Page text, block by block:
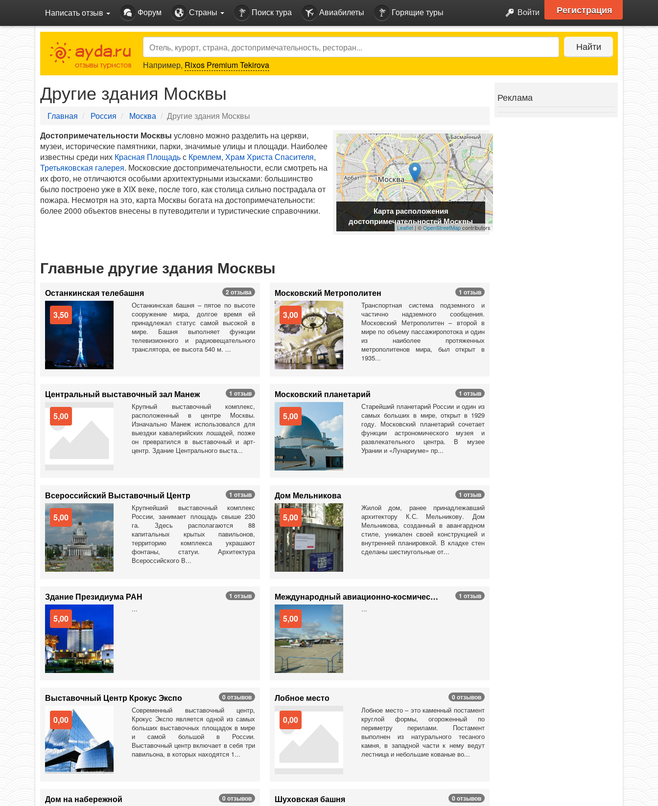
Написать отзыв Форум Страны Поиск тура Авиабилеты Горящие туры Войти Регистрация
Search Найти
Например, Rixos Premium Tekirova
Другие здания Москвы
Главная Россия Москва Другие здания Москвы
Leaflet | ©OpenStreetMapcontributors
Карта расположения
достопримечательностей Москвы
Достопримечательности Москвы условно можно разделить на церкви,
музеи, исторические памятники, парки, значимые улицы и площади. Наиболее
известны среди них Красная Площадьс Кремлем, Храм Христа Спасителя,
Третьяковская галерея. Московские достопримечательности, если смотреть на
их фото, не отличаются особыми архитектурными изысками: большинство
было построено уже в XIX веке, после того, как столица сильно пострадала от
пожара. Несмотря на это, карта Москвы богата на достопримечательности:
более 2000 объектов внесены в путеводители и туристические справочники.
Главные другие здания Москвы
Останкинская телебашня
3,50
Останкинская башня – пятое по высоте
сооружение мира, долгое время ей
принадлежал статус самой высокой в
мире. Башня выполняет функции
телевизионного и радиовещательного
транслятора, ее высота 540 м. ...
2 отзыва
Московский Метрополитен
3,00
Транспортная система подземного и
частично надземного сообщения.
Московский Метрополитен – второй в
мире по объему пассажиропотока и один
из наиболее протяженных
метрополитенов мира, был открыт в
1935...
1 отзыв
Центральный выставочный зал Манеж
5,00
Крупный выставочный комплекс,
расположенный в центре Москвы.
Изначально Манеж использовался для
выездки кавалерийских лошадей, позже
он превратился в выставочный и арт-
центр. Здание Центрального выста...
1 отзыв
Московский планетарий
5,00
Старейший планетарий России и один из
самых больших в мире, открыт в 1929
году. Московский планетарий сочетает
функции астрономического музея и
развлекательного центра. В музее
Урании и «Лунариуме» пр...
1 отзыв
Всероссийский Выставочный Центр
5,00
Крупнейший выставочный комплекс
России, занимает площадь свыше 230
га. Здесь располагаются 88
капитальных крытых павильонов,
территорию комплекса украшают
фонтаны, статуи. Архитектура
Всероссийского В...
1 отзыв
Дом Мельникова
5,00
Жилой дом, ранее принадлежавший
архитектору К.С. Мельникову. Дом
Мельникова, созданный в авангардном
стиле, уникален своей конструкцией и
внутренней планировкой. В кладке стен
сделаны шестиугольные от...
1 отзыв
Здание Президиума РАН
5,00
...
1 отзыв
Международный авиационно-космический салон МАКС
5,00
...
1 отзыв
Выставочный Центр Крокус Экспо
0,00
Современный выставочный центр,
Крокус Экспо является одной из самых
больших выставочных площадок в мире
и самой большой в России.
Выставочный центр включает в себя три
павильона, в которых находятся 1...
0 отзывов
Лобное место
0,00
Лобное место – это каменный постамент
круглой формы, огороженный по
периметру перилами. Постамент
выполнен из натурального тесаного
камня, в западной части к нему ведут
лестница и небольшие кованые во...
0 отзывов
Дом на набережной
0 отзывов
Шуховская башня
0 отзывов
Реклама